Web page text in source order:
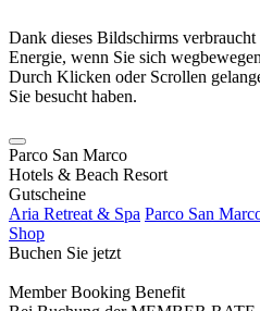
Dank dieses Bildschirms
Energie, wenn Sie sich
Durch Klicken oder Scrollen
Sie besucht haben.
Parco San Marco
Hotels & Beach Resort
Gutscheine
Aria Retreat & Spa Parco San
Shop
Buchen Sie jetzt
Member Booking Benefit